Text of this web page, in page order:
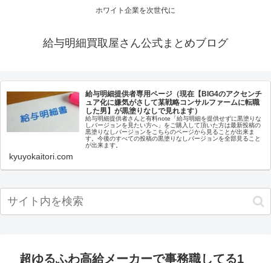
ホワイト企業を次世代に
給与明細買取屋さん公式まとめブログ
給与明細提供者専用ページ（現在【BIG4のアクセンチ
ュア化に嫌気がさして某戦略コンサルファームに転職
した男】が黒塗りなしで見れます）
給与明細提供者さんと有料note「給与明細を提供せずに黒塗りな
しバージョンを見たい方へ」をご購入して頂いた方は最新投稿の
黒塗りなしバージョンをこちらのページから見ることが出来ま
す。今後のすべての投稿の黒塗りなしバージョンを全部見ること
が出来ます。
kyuyokaitori.com
超ゆるふわ高給メーカーで事務職してる1